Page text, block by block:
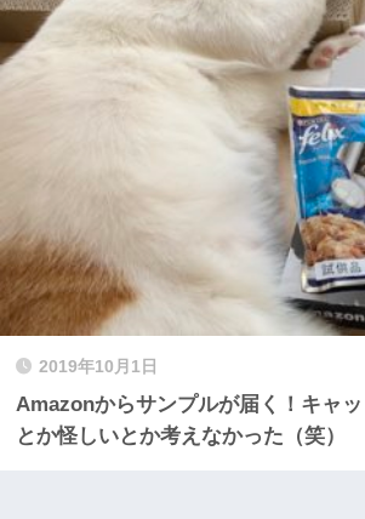
2019年10月1日
Amazonからサンプルが届く！キャ
とか怪しいとか考えなかった（笑）